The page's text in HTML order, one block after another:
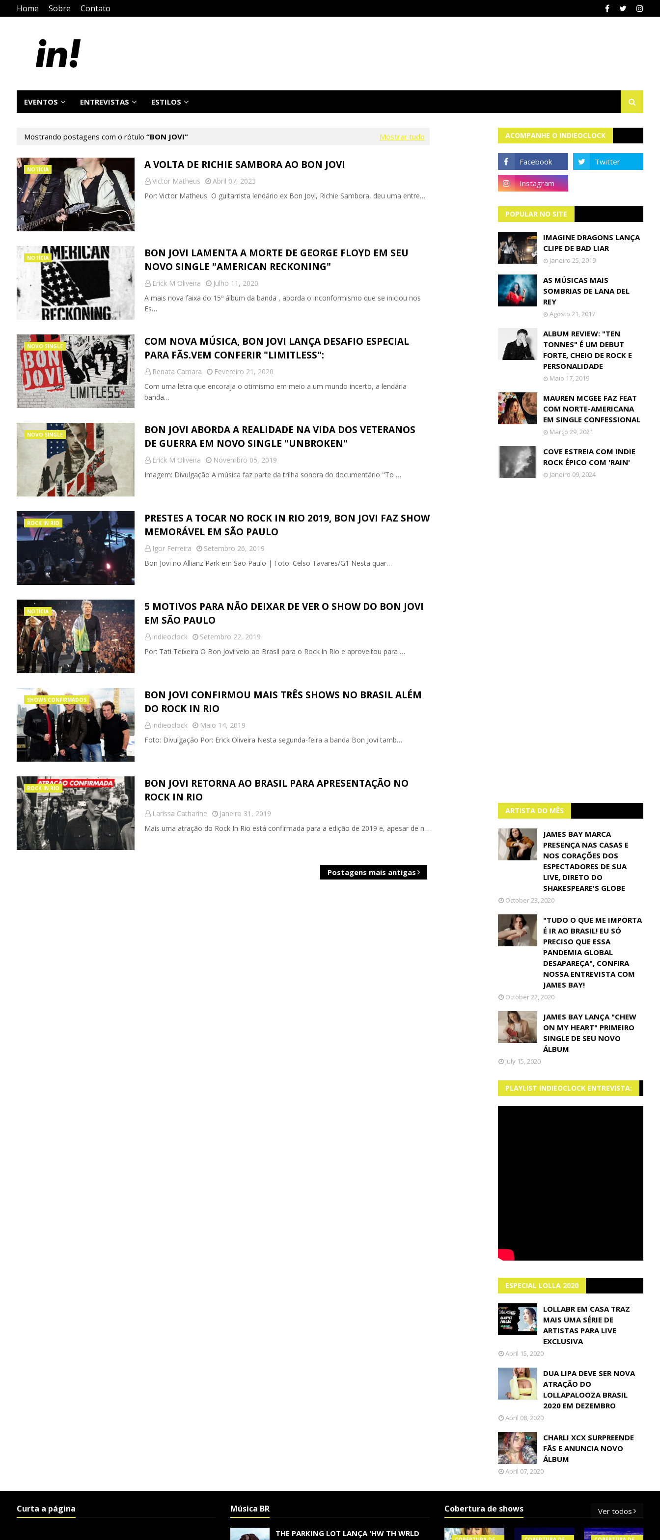
Home Sobre Contato
EVENTOS ENTREVISTAS ESTILOS
Mostrando postagens com o rótulo BON JOVI Mostrar tudo
NOTÍCIA A VOLTA DE RICHIE SAMBORA AO BON JOVI
Victor Matheus
Abril 07, 2023
Por: Victor Matheus O guitarrista lendário ex Bon Jovi, Richie Sambora, deu uma entre…
NOTÍCIA
BON JOVI LAMENTA A MORTE DE GEORGE FLOYD EM SEU
NOVO SINGLE "AMERICAN RECKONING"
Erick M Oliveira
Julho 11, 2020
A mais nova faixa do 15º álbum da banda , aborda o inconformismo que se iniciou nos
Es…
NOVO SINGLE
COM NOVA MÚSICA, BON JOVI LANÇA DESAFIO ESPECIAL
PARA FÃS.VEM CONFERIR "LIMITLESS":
Renata Camara
Fevereiro 21, 2020
Com uma letra que encoraja o otimismo em meio a um mundo incerto, a lendária
banda…
NOVO SINGLE
BON JOVI ABORDA A REALIDADE NA VIDA DOS VETERANOS
DE GUERRA EM NOVO SINGLE "UNBROKEN"
Erick M Oliveira
Novembro 05, 2019
Imagem: Divulgação A música faz parte da trilha sonora do documentário "To …
ROCK IN RIO
PRESTES A TOCAR NO ROCK IN RIO 2019, BON JOVI FAZ SHOW
MEMORÁVEL EM SÃO PAULO
Igor Ferreira
Setembro 26, 2019
Bon Jovi no Allianz Park em São Paulo | Foto: Celso Tavares/G1 Nesta quar…
NOTÍCIA
5 MOTIVOS PARA NÃO DEIXAR DE VER O SHOW DO BON JOVI
EM SÃO PAULO
indieoclock
Setembro 22, 2019
Por: Tati Teixeira O Bon Jovi veio ao Brasil para o Rock in Rio e aproveitou para …
SHOWS CONFIRMADOS
BON JOVI CONFIRMOU MAIS TRÊS SHOWS NO BRASIL ALÉM
DO ROCK IN RIO
indieoclock
Maio 14, 2019
Foto: Divulgação Por: Erick Oliveira Nesta segunda-feira a banda Bon Jovi tamb…
ROCK IN RIO
BON JOVI RETORNA AO BRASIL PARA APRESENTAÇÃO NO
ROCK IN RIO
Larissa Catharine
Janeiro 31, 2019
Mais uma atração do Rock In Rio está confirmada para a edição de 2019 e, apesar de n…
Postagens mais antigas
ACOMPANHE O INDIEOCLOCK
POPULAR NO SITE
IMAGINE DRAGONS LANÇA
CLIPE DE BAD LIAR
Janeiro 25, 2019
AS MÚSICAS MAIS
SOMBRIAS DE LANA DEL
REY
Agosto 21, 2017
ALBUM REVIEW: "TEN
TONNES" É UM DEBUT
FORTE, CHEIO DE ROCK E
PERSONALIDADE
Maio 17, 2019
MAUREN MCGEE FAZ FEAT
COM NORTE-AMERICANA
EM SINGLE CONFESSIONAL
Março 29, 2021
COVE ESTREIA COM INDIE
ROCK ÉPICO COM 'RAIN'
Janeiro 09, 2024
ARTISTA DO MÊS
JAMES BAY MARCA
PRESENÇA NAS CASAS E
NOS CORAÇÕES DOS
ESPECTADORES DE SUA
LIVE, DIRETO DO
SHAKESPEARE'S GLOBE
October 23, 2020
"TUDO O QUE ME IMPORTA
É IR AO BRASIL! EU SÓ
PRECISO QUE ESSA
PANDEMIA GLOBAL
DESAPAREÇA", CONFIRA
NOSSA ENTREVISTA COM
JAMES BAY!
October 22, 2020
JAMES BAY LANÇA "CHEW
ON MY HEART" PRIMEIRO
SINGLE DE SEU NOVO
ÁLBUM
July 15, 2020
PLAYLIST INDIEOCLOCK ENTREVISTA:
ESPECIAL LOLLA 2020
LOLLABR EM CASA TRAZ
MAIS UMA SÉRIE DE
ARTISTAS PARA LIVE
EXCLUSIVA
April 15, 2020
DUA LIPA DEVE SER NOVA
ATRAÇÃO DO
LOLLAPALOOZA BRASIL
2020 EM DEZEMBRO
April 08, 2020
CHARLI XCX SURPREENDE
FÃS E ANUNCIA NOVO
ÁLBUM
April 07, 2020
Curta a página Música BR
THE PARKING LOT LANÇA 'HW TH WRLD
Cobertura de shows Ver todos